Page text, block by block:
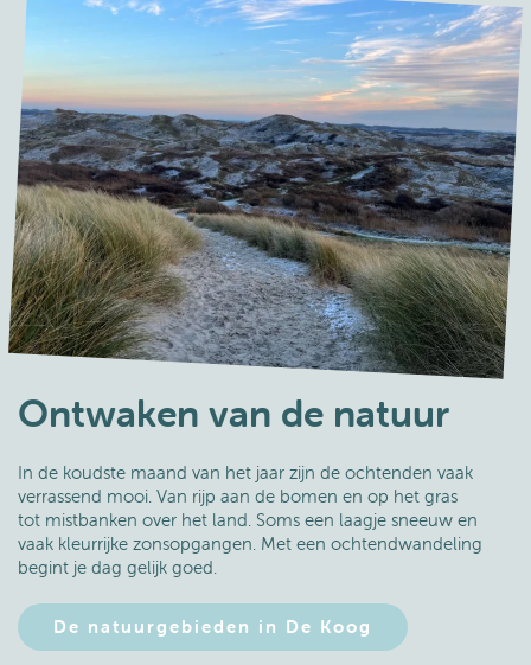
Ontwaken van de natuur
In de koudste maand van het jaar zijn de ochtenden vaak
verrassend mooi. Van rijp aan de bomen en op het gras
tot mistbanken over het land. Soms een laagje sneeuw en
vaak kleurrijke zonsopgangen. Met een ochtendwandeling
begint je dag gelijk goed.
De natuurgebieden in De Koog